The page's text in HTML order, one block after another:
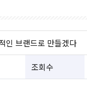
인 브랜드로 만들겠다
조회수